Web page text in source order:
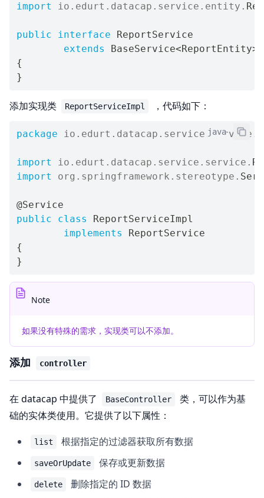
import io . edurt . datacap . service . entity .
public interface
ReportService
extends
BaseService<ReportEntity>
{
}
添加实现类 ReportServiceImpl ，代码如下：
java
package io . edurt . datacap . service .service
import io . edurt . datacap . service . service .
import
org . springframework . stereotype .
@Service
public
class
ReportServiceImpl
implements
ReportService
{
}
Note
如果没有特殊的需求，实现类可以不添加。
添加 controller
在 datacap 中提供了 BaseController
类，可以作为基
础的实体类使用。它提供了以下属性：
list 根据指定的过滤器获取所有数据
saveOrUpdate 保存或更新数据
delete 删除指定的 ID 数据